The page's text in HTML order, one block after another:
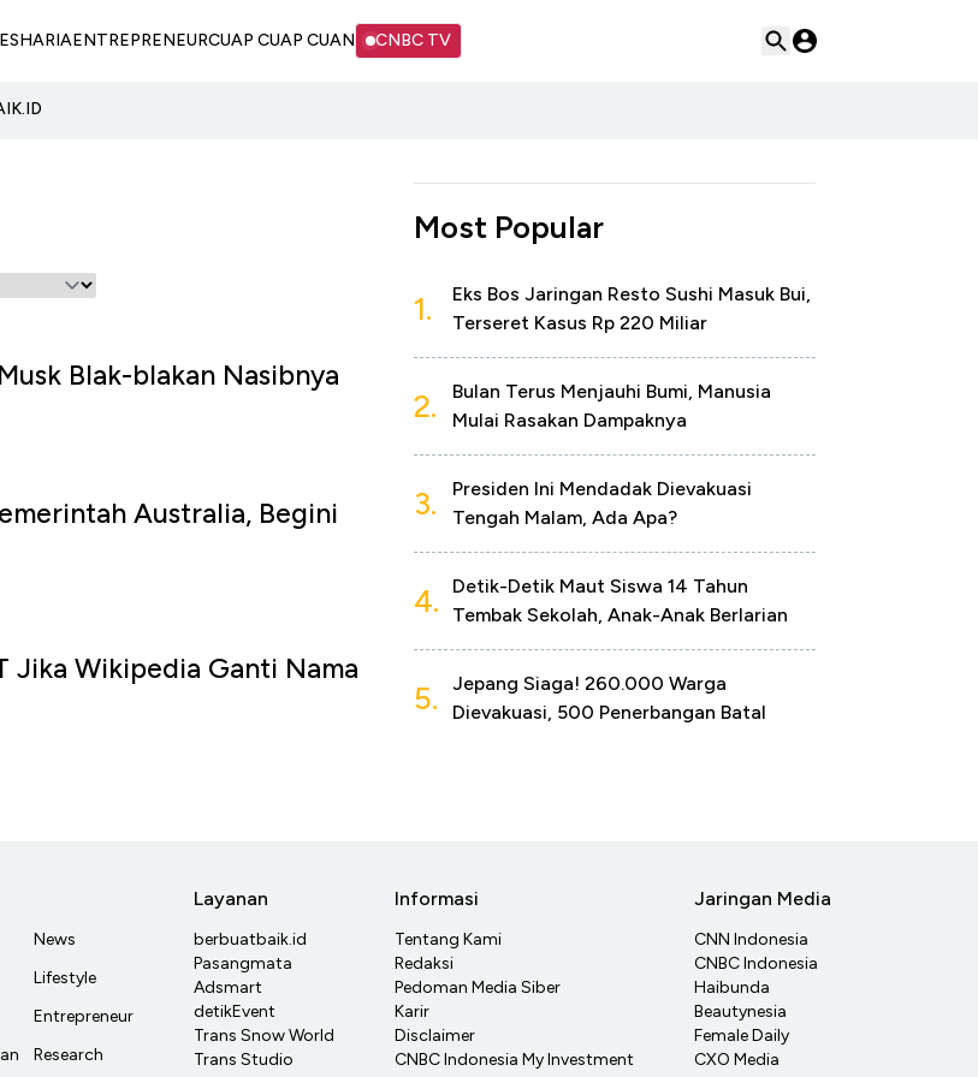
SHARIAENTREPRENEURCUAP CUAP CUAN CNBC TV
Blak-blakan Nasibnya
Australia, Begini
Jika Wikipedia Ganti Nama
Most Popular
1.
Eks Bos Jaringan Resto Sushi Masuk Bui,
Terseret Kasus Rp 220 Miliar
2.
Bulan Terus Menjauhi Bumi, Manusia
Mulai Rasakan Dampaknya
3.
Presiden Ini Mendadak Dievakuasi
Tengah Malam, Ada Apa?
4.
Detik-Detik Maut Siswa 14 Tahun
Tembak Sekolah, Anak-Anak Berlarian
5.
Jepang Siaga! 260.000 Warga
Dievakuasi, 500 Penerbangan Batal
News
Lifestyle
Entrepreneur
Research
Layanan
berbuatbaik.id
Pasangmata
Adsmart
detikEvent
Trans Snow World
Trans Studio
Informasi
Tentang Kami
Redaksi
Pedoman Media Siber
Karir
Disclaimer
CNBC Indonesia My Investment
Jaringan Media
CNN Indonesia
CNBC Indonesia
Haibunda
Beautynesia
Female Daily
CXO Media